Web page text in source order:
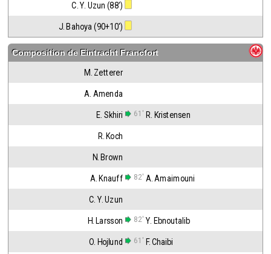
C. Y. Uzun (88')
J. Bahoya (90+10')
Composition de Eintracht Francfort
M. Zetterer
A. Amenda
E. Skhiri 61' R. Kristensen
R. Koch
N. Brown
A. Knauff 82' A. Amaimouni
C. Y. Uzun
H. Larsson 82' Y. Ebnoutalib
O. Hojlund 61' F. Chaibi